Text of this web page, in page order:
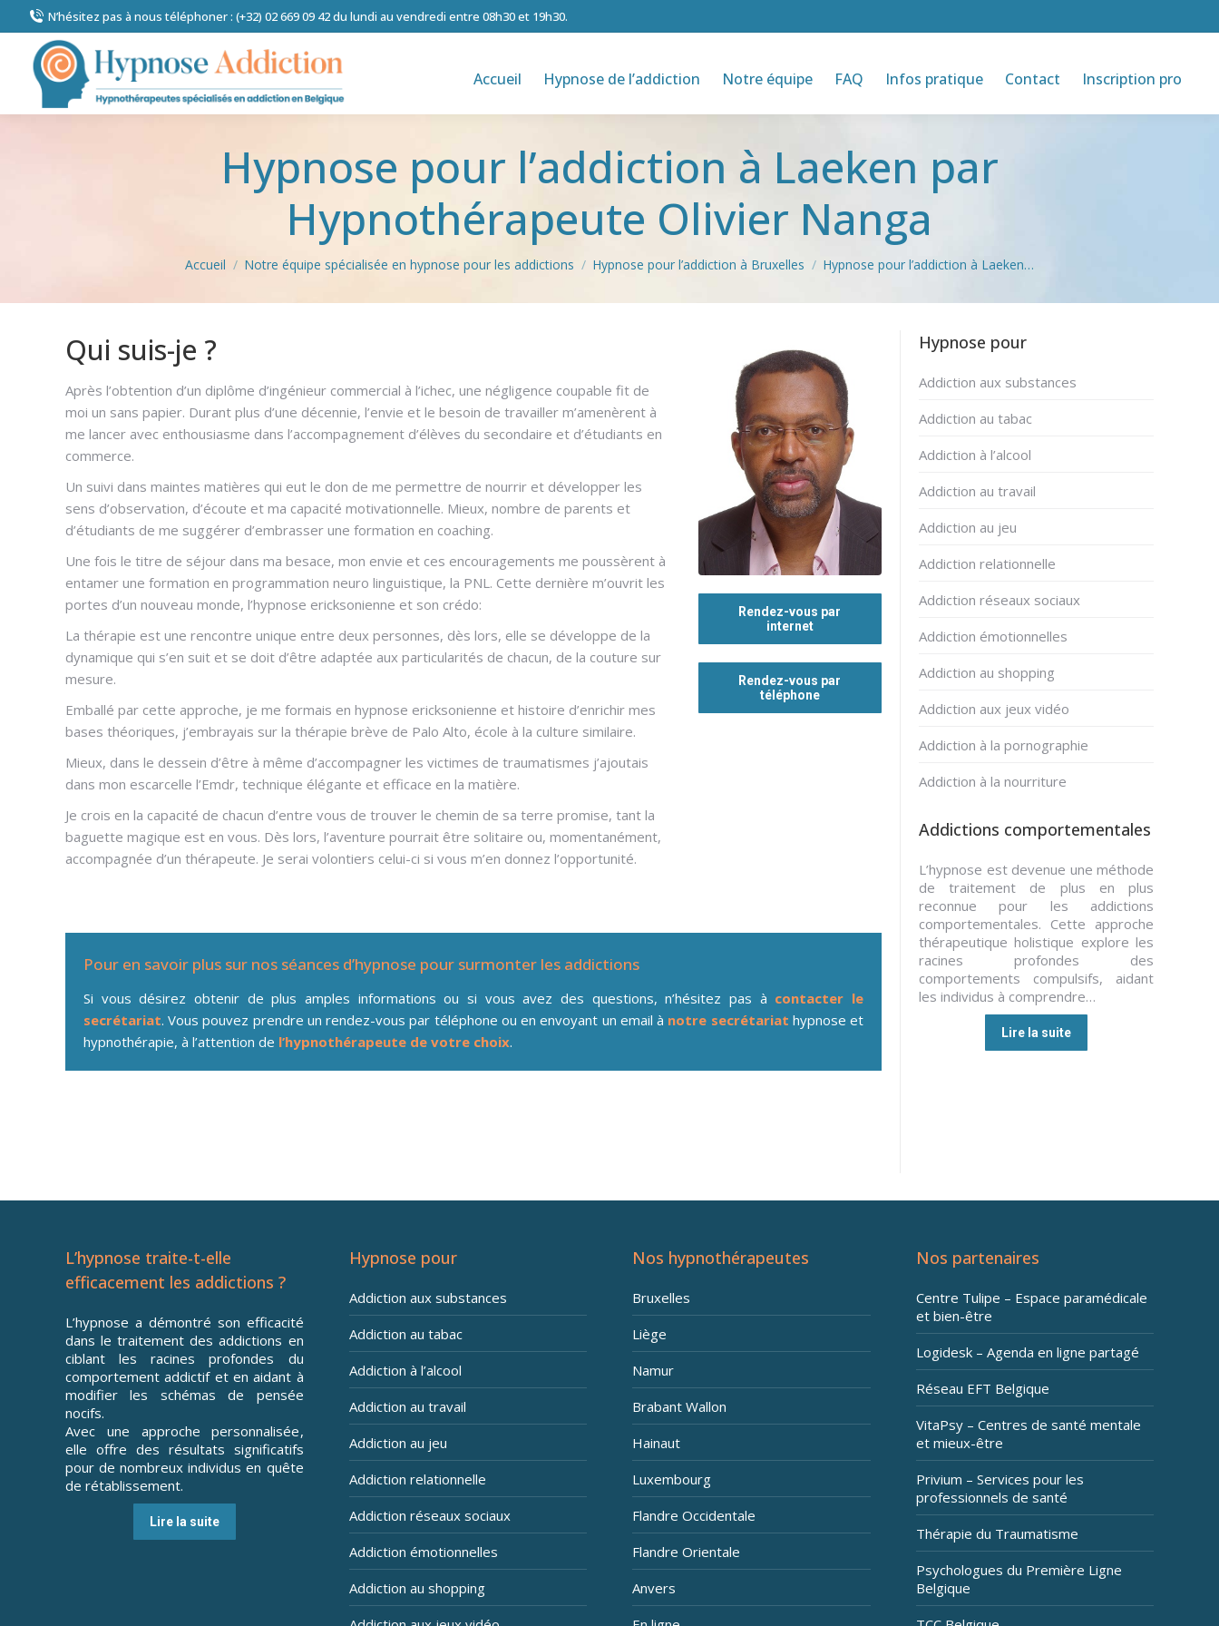
N’hésitez pas à nous téléphoner : (+32) 02 669 09 42 du lundi au vendredi entre 08h30 et 19h30.
Accueil Hypnose de l’addiction Notre équipe FAQ Infos pratique Contact Inscription pro
Hypnose pour l’addiction à Laeken par
Hypnothérapeute Olivier Nanga
Vous êtes ici :
Accueil Notre équipe spécialisée en hypnose pour les addictions Hypnose pour l’addiction à Bruxelles Hypnose pour l’addiction à Laeken…
Qui suis-je ?
Après l’obtention d’un diplôme d’ingénieur commercial à l’ichec, une négligence coupable fit de
moi un sans papier. Durant plus d’une décennie, l’envie et le besoin de travailler m’amenèrent à
me lancer avec enthousiasme dans l’accompagnement d’élèves du secondaire et d’étudiants en
commerce.
Un suivi dans maintes matières qui eut le don de me permettre de nourrir et développer les
sens d’observation, d’écoute et ma capacité motivationnelle. Mieux, nombre de parents et
d’étudiants de me suggérer d’embrasser une formation en coaching.
Une fois le titre de séjour dans ma besace, mon envie et ces encouragements me poussèrent à
entamer une formation en programmation neuro linguistique, la PNL. Cette dernière m’ouvrit les
portes d’un nouveau monde, l’hypnose ericksonienne et son crédo:
La thérapie est une rencontre unique entre deux personnes, dès lors, elle se développe de la
dynamique qui s’en suit et se doit d’être adaptée aux particularités de chacun, de la couture sur
mesure.
Emballé par cette approche, je me formais en hypnose ericksonienne et histoire d’enrichir mes
bases théoriques, j’embrayais sur la thérapie brève de Palo Alto, école à la culture similaire.
Mieux, dans le dessein d’être à même d’accompagner les victimes de traumatismes j’ajoutais
dans mon escarcelle l’Emdr, technique élégante et efficace en la matière.
Je crois en la capacité de chacun d’entre vous de trouver le chemin de sa terre promise, tant la
baguette magique est en vous. Dès lors, l’aventure pourrait être solitaire ou, momentanément,
accompagnée d’un thérapeute. Je serai volontiers celui-ci si vous m’en donnez l’opportunité.
Rendez-vous par
internet
Rendez-vous par
téléphone
Pour en savoir plus sur nos séances d’hypnose pour surmonter les addictions
Si vous désirez obtenir de plus amples informations ou si vous avez des questions, n’hésitez pas à contacter le
secrétariat. Vous pouvez prendre un rendez-vous par téléphone ou en envoyant un email à notre secrétariat hypnose et
hypnothérapie, à l’attention de l’hypnothérapeute de votre choix.
Hypnose pour
Addiction aux substances
Addiction au tabac
Addiction à l’alcool
Addiction au travail
Addiction au jeu
Addiction relationnelle
Addiction réseaux sociaux
Addiction émotionnelles
Addiction au shopping
Addiction aux jeux vidéo
Addiction à la pornographie
Addiction à la nourriture
Addictions comportementales
L’hypnose est devenue une méthode
de traitement de plus en plus
reconnue pour les addictions
comportementales. Cette approche
thérapeutique holistique explore les
racines profondes des
comportements compulsifs, aidant
les individus à comprendre…
Lire la suite
L’hypnose traite-t-elle
efficacement les addictions ?
L’hypnose a démontré son efficacité
dans le traitement des addictions en
ciblant les racines profondes du
comportement addictif et en aidant à
modifier les schémas de pensée
nocifs.
Avec une approche personnalisée,
elle offre des résultats significatifs
pour de nombreux individus en quête
de rétablissement.
Lire la suite
Hypnose pour
Addiction aux substances
Addiction au tabac
Addiction à l’alcool
Addiction au travail
Addiction au jeu
Addiction relationnelle
Addiction réseaux sociaux
Addiction émotionnelles
Addiction au shopping
Nos hypnothérapeutes
Bruxelles
Liège
Namur
Brabant Wallon
Hainaut
Luxembourg
Flandre Occidentale
Flandre Orientale
Anvers
Nos partenaires
Centre Tulipe – Espace paramédicale
et bien-être
Logidesk – Agenda en ligne partagé
Réseau EFT Belgique
VitaPsy – Centres de santé mentale
et mieux-être
Privium – Services pour les
professionnels de santé
Thérapie du Traumatisme
Psychologues du Première Ligne
Belgique